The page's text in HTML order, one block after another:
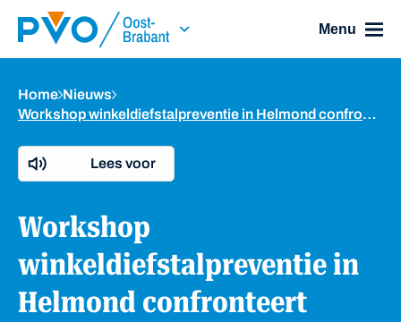
Skip Navigation or Skip to Content
Menu
Home
Nieuws
Workshop winkeldiefstalpreventie in Helmond confronteert ondernemers met €4.200 aan gestolen goederen
Lees voor
Workshop
winkeldiefstalpreventie in
Helmond confronteert